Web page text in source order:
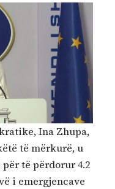
Ina Zhupa,
të mërkurë, u
të përdorur 4.2
i emergjencave